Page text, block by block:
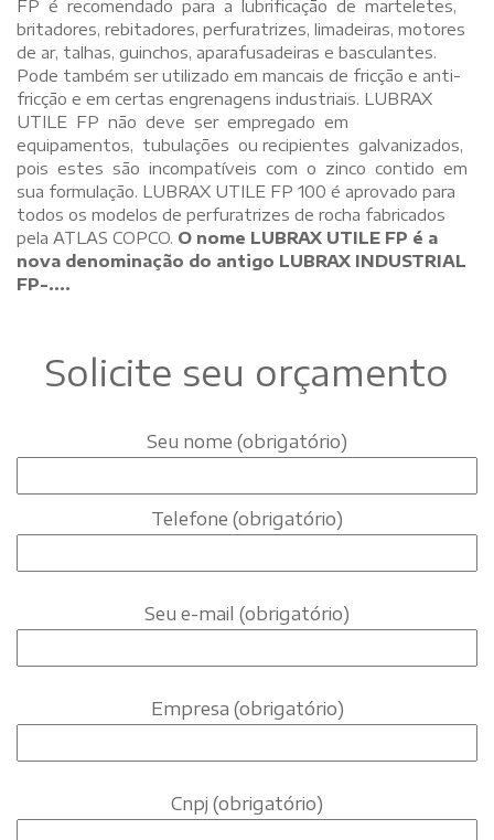
FP é recomendado para a lubrificação de marteletes,
britadores, rebitadores, perfuratrizes, limadeiras, motores
de ar, talhas, guinchos, aparafusadeiras e basculantes.
Pode também ser utilizado em mancais de fricção e anti-
fricção e em certas engrenagens industriais. LUBRAX
UTILE FP não deve ser empregado em
equipamentos, tubulações ou recipientes galvanizados,
pois estes são incompatíveis com o zinco contido em
sua formulação. LUBRAX UTILE FP 100 é aprovado para
todos os modelos de perfuratrizes de rocha fabricados
pela ATLAS COPCO. O nome LUBRAX UTILE FP é a
nova denominação do antigo LUBRAX INDUSTRIAL
FP-....
Solicite seu orçamento
Seu nome (obrigatório)
Telefone (obrigatório)
Seu e-mail (obrigatório)
Empresa (obrigatório)
Cnpj (obrigatório)